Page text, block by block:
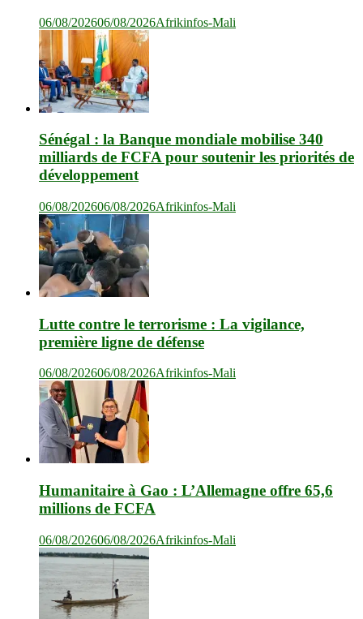
06/08/202606/08/2026Afrikinfos-Mali
Sénégal : la Banque mondiale mobilise 340
milliards de FCFA pour soutenir les priorités de
développement
06/08/202606/08/2026Afrikinfos-Mali
Lutte contre le terrorisme : La vigilance,
première ligne de défense
06/08/202606/08/2026Afrikinfos-Mali
Humanitaire à Gao : L’Allemagne offre 65,6
millions de FCFA
06/08/202606/08/2026Afrikinfos-Mali